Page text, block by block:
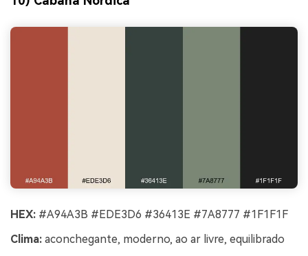
HEX: #A94A3B #EDE3D6 #36413E #7A8777 #1F1F1F
Clima: aconchegante, moderno, ao ar livre, equilibrado